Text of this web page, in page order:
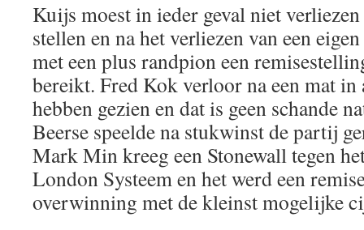
Kuijs moest in ieder geval niet
stellen en na het verliezen van een
met een plus randpion een
bereikt. Fred Kok verloor na een mat
hebben gezien en dat is geen schande
Beerse speelde na stukwinst de partij
Mark Min kreeg een Stonewall tegen
London Systeem en het werd een
overwinning met de kleinst mogelijke